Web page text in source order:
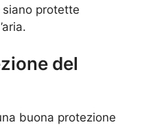
protette
del
buona protezione